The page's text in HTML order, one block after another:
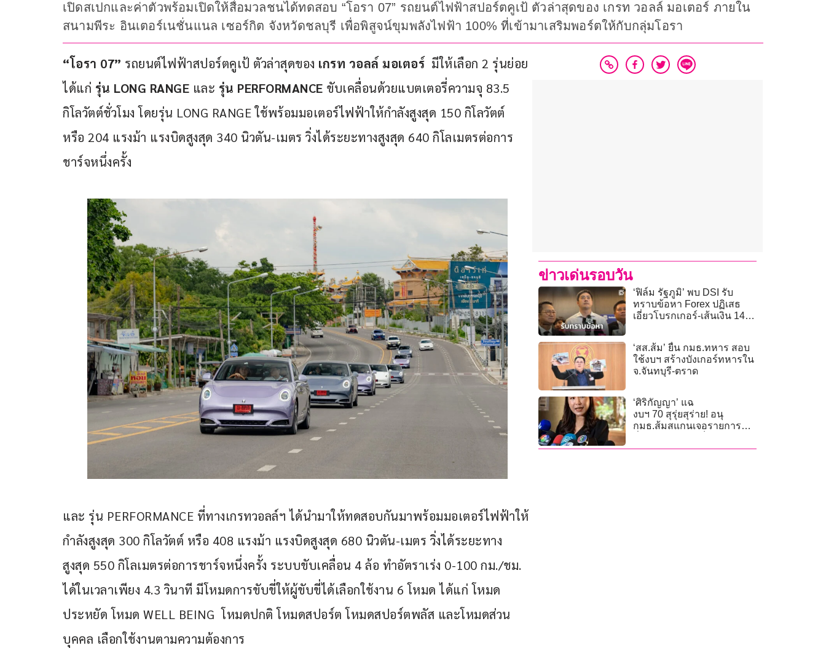
เปิดสเปกและค่าตัวพร้อมเปิดให้สื่อมวลชนได้ทดสอบ “โอรา 07” รถยนต์ไฟฟ้าสปอร์ตคูเป้ ตัวล่าสุดของ เกรท วอลล์ มอเตอร์ ภายใน
สนามพีระ อินเตอร์เนชั่นแนล เซอร์กิต จังหวัดชลบุรี เพื่อพิสูจน์ขุมพลังไฟฟ้า 100% ที่เข้ามาเสริมพอร์ตให้กับกลุ่มโอรา
“โอรา 07” รถยนต์ไฟฟ้าสปอร์ตคูเป้ ตัวล่าสุดของ เกรท วอลล์ มอเตอร์ มีให้เลือก 2 รุ่นย่อย
ได้แก่ รุ่น LONG RANGE และ รุ่น PERFORMANCE ขับเคลื่อนด้วยแบตเตอรี่ความจุ 83.5
กิโลวัตต์ชั่วโมง โดยรุ่น LONG RANGE ใช้พร้อมมอเตอร์ไฟฟ้าให้กำลังสูงสุด 150 กิโลวัตต์
หรือ 204 แรงม้า แรงบิดสูงสุด 340 นิวตัน-เมตร วิ่งได้ระยะทางสูงสุด 640 กิโลเมตรต่อการ
ชาร์จหนึ่งครั้ง
และ รุ่น PERFORMANCE ที่ทางเกรทวอลล์ฯ ได้นำมาให้ทดสอบกันมาพร้อมมอเตอร์ไฟฟ้าให้
กำลังสูงสุด 300 กิโลวัตต์ หรือ 408 แรงม้า แรงบิดสูงสุด 680 นิวตัน-เมตร วิ่งได้ระยะทาง
สูงสุด 550 กิโลเมตรต่อการชาร์จหนึ่งครั้ง ระบบขับเคลื่อน 4 ล้อ ทำอัตราเร่ง 0-100 กม./ชม.
ได้ในเวลาเพียง 4.3 วินาที มีโหมดการขับขี่ให้ผู้ขับขี่ได้เลือกใช้งาน 6 โหมด ได้แก่ โหมด
ประหยัด โหมด WELL BEING  โหมดปกติ โหมดสปอร์ต โหมดสปอร์ตพลัส และโหมดส่วน
บุคคล เลือกใช้งานตามความต้องการ
ข่าวเด่นรอบวัน
‘ฟิล์ม รัฐภูมิ’ พบ DSI รับ
ทราบข้อหา Forex ปฏิเสธ
เอี่ยวโบรกเกอร์-เส้นเงิน 142
‘สส.ส้ม’ ยื่น กมธ.ทหาร สอบ
ใช้งบฯ สร้างบังเกอร์ทหารใน
จ.จันทบุรี-ตราด
‘ศิริกัญญา’ แฉ
งบฯ 70 สุรุ่ยสุร่าย! อนุ
กมธ.ส้มสแกนเจอรายการสุด
เสนอราคามั่ว